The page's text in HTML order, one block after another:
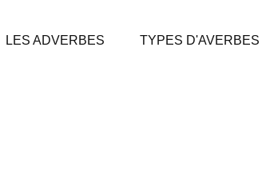
LES ADVERBES TYPES D'AVERBES